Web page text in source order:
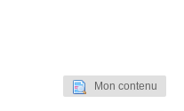
Mon contenu